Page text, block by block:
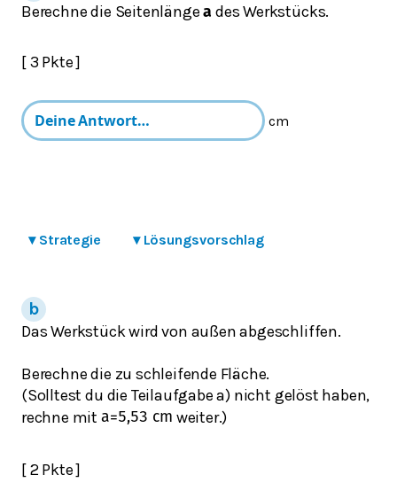
Berechne die Seitenlänge𝐚 des Werkstücks.
[ 3 Pkte ]
cm
▾ Strategie ▾ Lösungsvorschlag
Das Werkstück wird von außen abgeschliffen.
Berechne die zu schleifende Fläche.
(Solltest du die Teilaufgabe a) nicht gelöst haben,
rechne mit a=5,53 cm weiter.)
[ 2 Pkte ]